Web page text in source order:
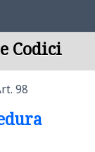
Codici
98